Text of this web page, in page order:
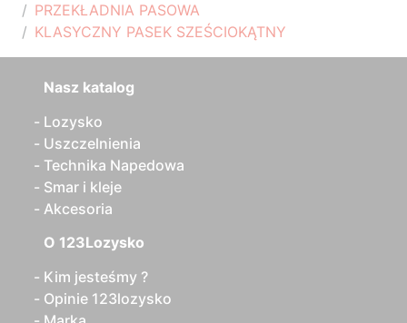
PRZEKŁADNIA PASOWA
KLASYCZNY PASEK SZEŚCIOKĄTNY
Nasz katalog
Lozysko
Uszczelnienia
Technika Napedowa
Smar i kleje
Akcesoria
O 123Lozysko
Kim jesteśmy ?
Opinie 123lozysko